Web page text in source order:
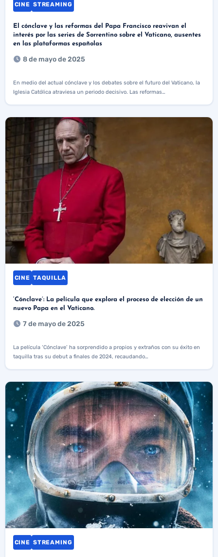
CINE STREAMING
El cónclave y las reformas del Papa Francisco reavivan el
interés por las series de Sorrentino sobre el Vaticano, ausentes
en las plataformas españolas
8 de mayo de 2025
En medio del actual cónclave y los debates sobre el futuro del Vaticano, la
Iglesia Católica atraviesa un periodo decisivo. Las reformas…
CINE TAQUILLA
‘Cónclave’: La película que explora el proceso de elección de un
nuevo Papa en el Vaticano.
7 de mayo de 2025
La película ‘Cónclave’ ha sorprendido a propios y extraños con su éxito en
taquilla tras su debut a finales de 2024, recaudando…
CINE STREAMING